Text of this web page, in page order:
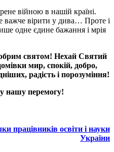
війною в нашій країні.
важче вірити у дива… Проте і
одне єдине бажання і мрія
святом! Нехай Святий
мир, спокій, добро,
радість і порозуміння!
нашу перемогу!
працівників освіти і науки
України